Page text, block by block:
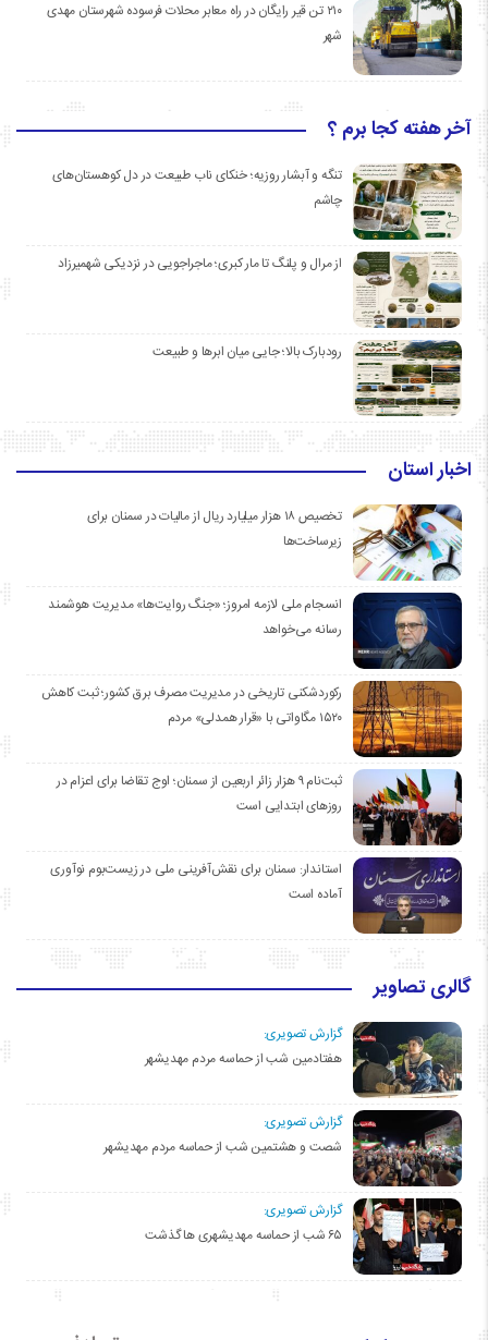
۲۱۰ تن قیر رایگان در راه معابر محلات فرسوده شهرستان مهدی
شهر
آخر هفته کجا برم ؟
تنگه و آبشار روزیه؛ خنکای ناب طبیعت در دل کوهستان‌های
چاشم
از مرال و پلنگ تا مار کبری؛ ماجراجویی در نزدیکی شهمیرزاد
رودبارک بالا؛ جایی میان ابرها و طبیعت
اخبار استان
تخصیص ۱۸ هزار میلیارد ریال از مالیات در سمنان برای
زیرساخت‌ها
انسجام ملی لازمه امروز؛ «جنگ روایت‌ها» مدیریت هوشمند
رسانه می‌خواهد
رکوردشکنی تاریخی در مدیریت مصرف برق کشور؛ ثبت کاهش
۱۵۲۰ مگاواتی با «قرار همدلی» مردم
ثبت‌نام ۹ هزار زائر اربعین از سمنان؛ اوج تقاضا برای اعزام در
روزهای ابتدایی است
استاندار: سمنان برای نقش‌آفرینی ملی در زیست‌بوم نوآوری
آماده است
گالری تصاویر
گزارش تصویری:
هفتادمین شب از حماسه مردم مهدیشهر
گزارش تصویری:
شصت و هشتمین شب از حماسه مردم مهدیشهر
گزارش تصویری:
۶۵ شب از حماسه مهدیشهری ها گذشت